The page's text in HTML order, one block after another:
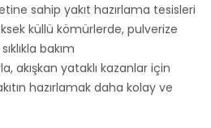
sahip yakıt hazırlama tesisleri
küllü kömürlerde, pulverize
bakım
akışkan yataklı kazanlar için
hazırlamak daha kolay ve